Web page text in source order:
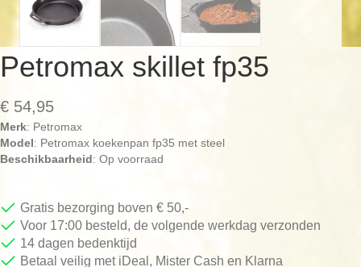
Petromax skillet fp35
€ 54,95
Merk: Petromax
Model: Petromax koekenpan fp35 met steel
Beschikbaarheid: Op voorraad
Gratis bezorging boven € 50,-
Voor 17:00 besteld, de volgende werkdag verzonden
14 dagen bedenktijd
Betaal veilig met iDeal, Mister Cash en Klarna